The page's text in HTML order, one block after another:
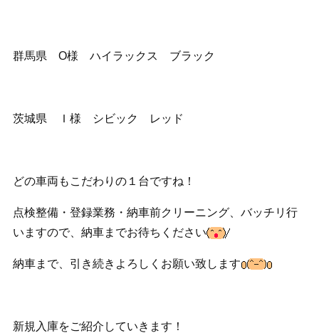
群馬県 O様 ハイラックス ブラック
茨城県 Ｉ様 シビック レッド
どの車両もこだわりの１台ですね！
点検整備・登録業務・納車前クリーニング、バッチリ行
いますので、納車までお待ちください
納車まで、引き続きよろしくお願い致します
新規入庫をご紹介していきます！